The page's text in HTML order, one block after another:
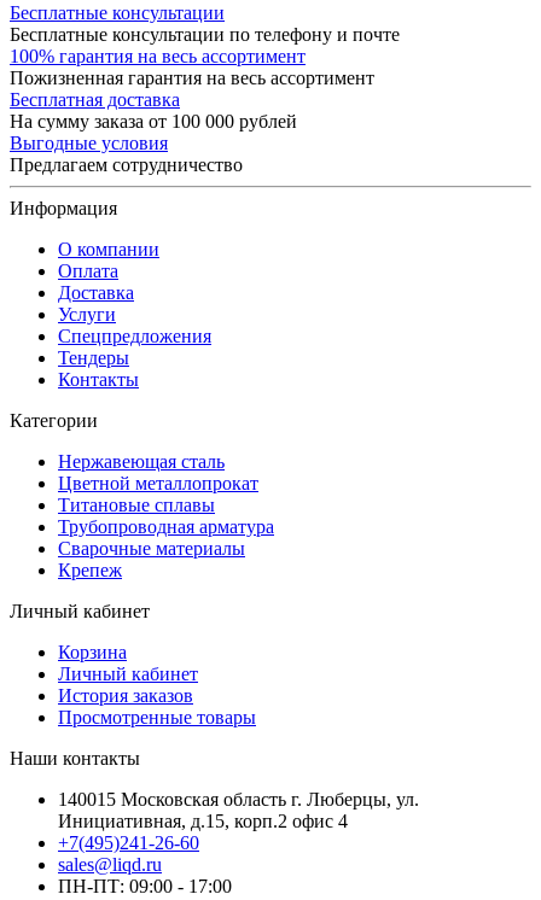
Бесплатные консультации
Бесплатные консультации по телефону и почте
100% гарантия на весь ассортимент
Пожизненная гарантия на весь ассортимент
Бесплатная доставка
На сумму заказа от 100 000 рублей
Выгодные условия
Предлагаем сотрудничество
Информация
О компании
Оплата
Доставка
Услуги
Спецпредложения
Тендеры
Контакты
Категории
Нержавеющая сталь
Цветной металлопрокат
Титановые сплавы
Трубопроводная арматура
Сварочные материалы
Крепеж
Личный кабинет
Корзина
Личный кабинет
История заказов
Просмотренные товары
Наши контакты
140015 Московская область г. Люберцы, ул.
Инициативная, д.15, корп.2 офис 4
+7(495)241-26-60
sales@liqd.ru
ПН-ПТ: 09:00 - 17:00